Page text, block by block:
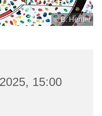
© B. Henter
15:00